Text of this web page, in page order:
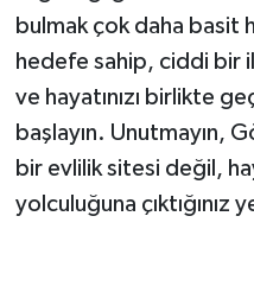
bulmak çok daha basit
hedefe sahip, ciddi bir
ve hayatınızı birlikte
başlayın. Unutmayın,
bir evlilik sitesi değil,
yolculuğuna çıktığınız